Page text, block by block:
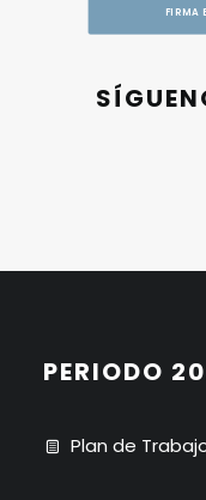
FIRMA
PERIODO
Plan de